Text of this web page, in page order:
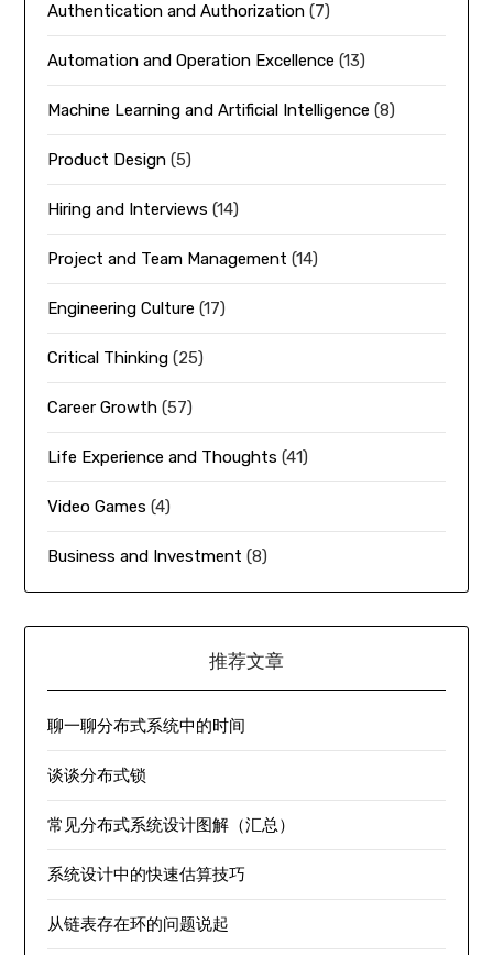
Authentication and Authorization (7)
Automation and Operation Excellence (13)
Machine Learning and Artificial Intelligence (8)
Product Design (5)
Hiring and Interviews (14)
Project and Team Management (14)
Engineering Culture (17)
Critical Thinking (25)
Career Growth (57)
Life Experience and Thoughts (41)
Video Games (4)
Business and Investment (8)
推荐文章
聊一聊分布式系统中的时间
谈谈分布式锁
常见分布式系统设计图解（汇总）
系统设计中的快速估算技巧
从链表存在环的问题说起